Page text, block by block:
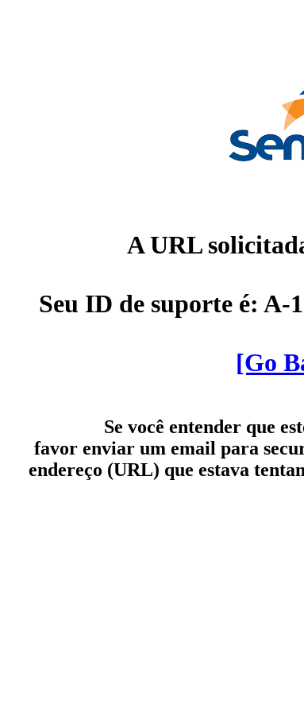
A URL
Seu ID de suporte é: A-
[Go
Se você entender que
favor enviar um email para
endereço (URL) que estava